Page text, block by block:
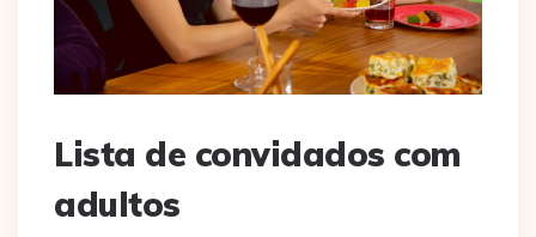
Lista de convidados com
adultos